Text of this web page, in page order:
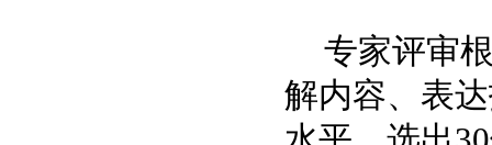
专家评审
解内容、表